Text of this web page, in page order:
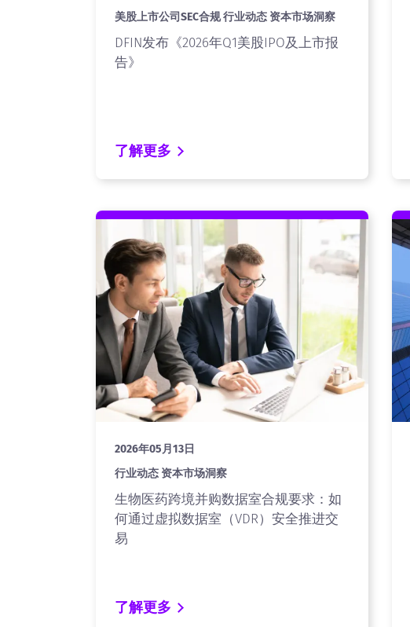
美股上市公司SEC合规 行业动态 资本市场洞察
DFIN发布《2026年Q1美股IPO及上市报
告》
了解更多
2026年05月13日
行业动态 资本市场洞察
生物医药跨境并购数据室合规要求：如
何通过虚拟数据室（VDR）安全推进交
易
了解更多